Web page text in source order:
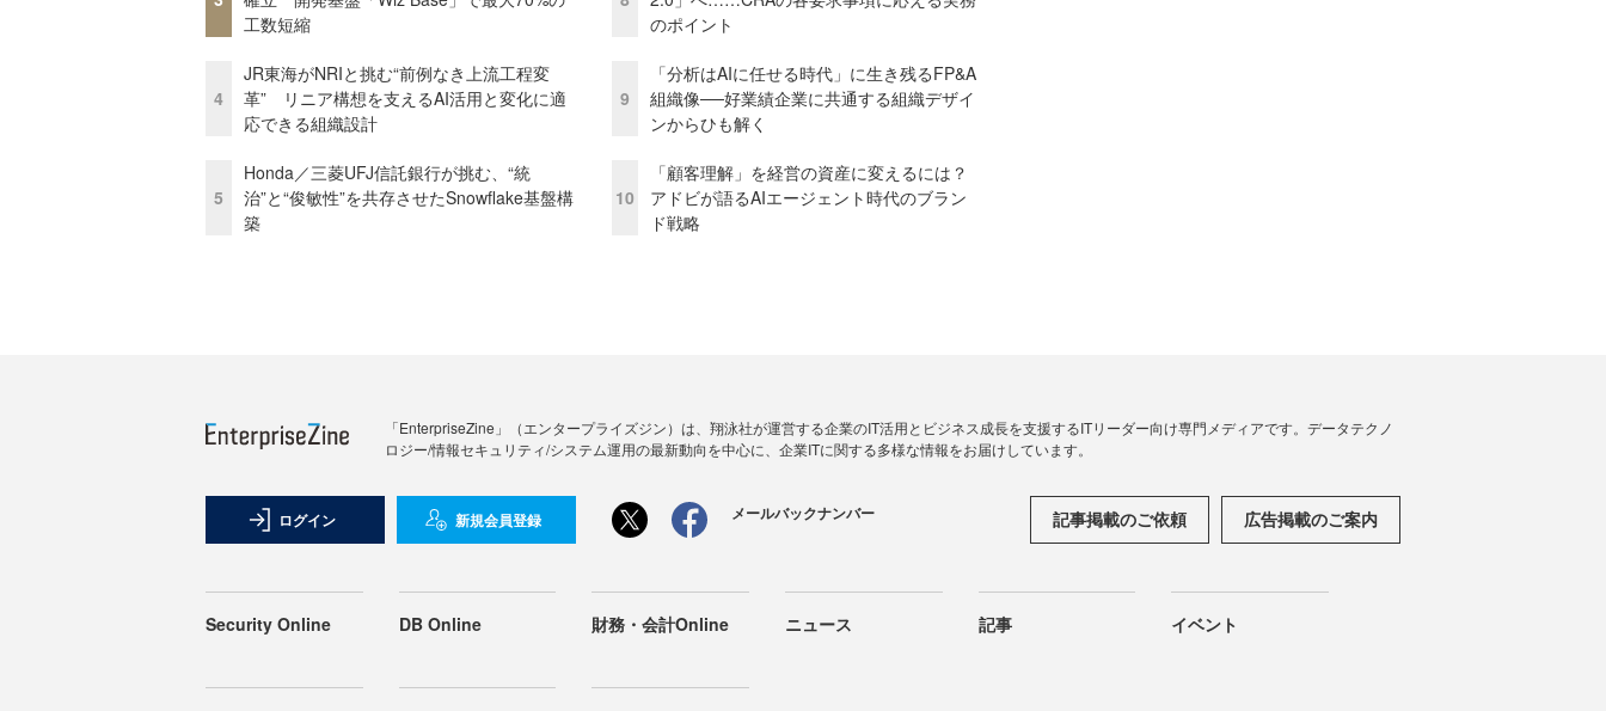
工数短縮
4
JR東海がNRIと挑む“前例なき上流工程変
革” リニア構想を支えるAI活用と変化に適
応できる組織設計
5
Honda／三菱UFJ信託銀行が挑む、“統
治”と“俊敏性”を共存させたSnowflake基盤構
築
のポイント
9
「分析はAIに任せる時代」に生き残るFP&A
組織像──好業績企業に共通する組織デザイ
ンからひも解く
10
「顧客理解」を経営の資産に変えるには？
アドビが語るAIエージェント時代のブラン
ド戦略
「EnterpriseZine」（エンタープライズジン）は、翔泳社が運営する企業のIT活用とビジネス成長を支援するITリーダー向け専門メディアです。データテクノ
ロジー/情報セキュリティ/システム運用の最新動向を中心に、企業ITに関する多様な情報をお届けしています。
ログイン 新規会員登録 メールバックナンバー 記事掲載のご依頼 広告掲載のご案内
Security Online DB Online 財務・会計Online ニュース 記事 イベント